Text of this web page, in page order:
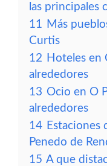
las principales
11 Más
Curtis
12 Hoteles en
alrededores
13 Ocio en O
alrededores
14 Estaciones
Penedo de
15 A que